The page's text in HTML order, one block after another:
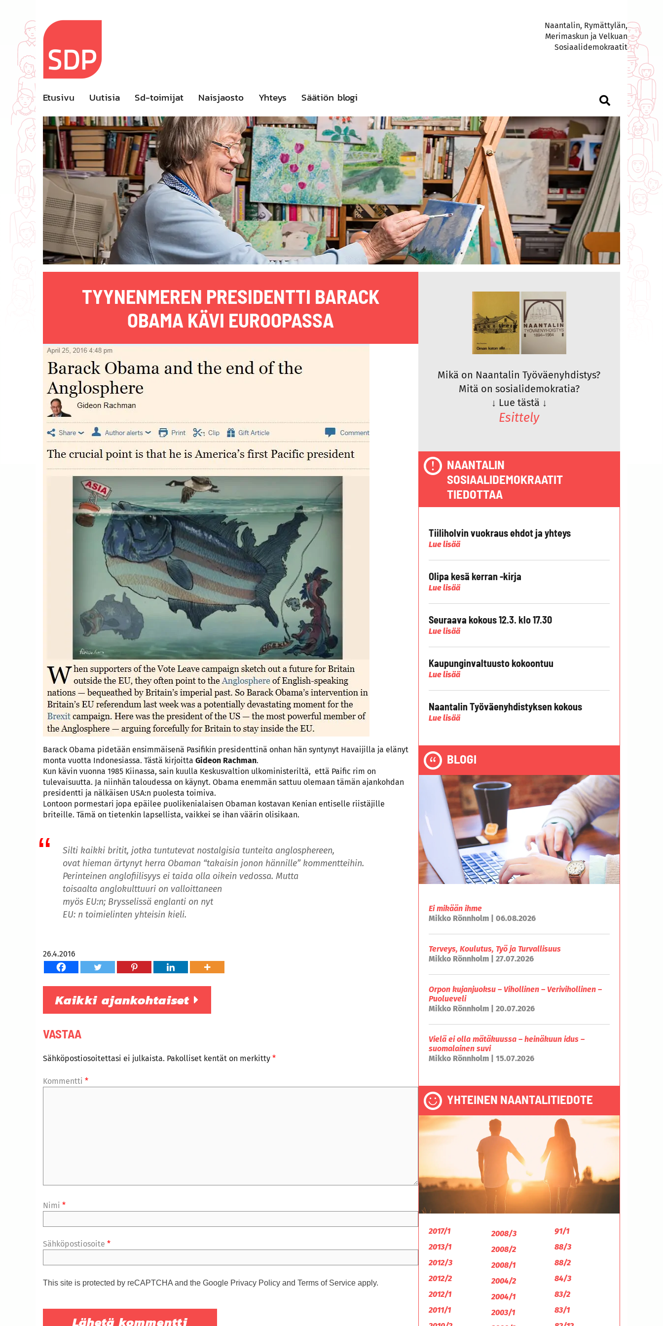
content
Naantalin, Rymättylän,
Merimaskun ja Velkuan
Sosiaalidemokraatit
Etusivu Uutisia Sd-toimijat Naisjaosto Yhteys Säätiön blogi
TYYNENMEREN PRESIDENTTI BARACK
OBAMA KÄVI EUROOPASSA
Barack Obama pidetään ensimmäisenä Pasifikin presidenttinä onhan hän syntynyt Havaijilla ja elänyt
monta vuotta Indonesiassa. Tästä kirjoitta Gideon Rachman.
Kun kävin vuonna 1985 Kiinassa, sain kuulla Keskusvaltion ulkoministeriltä, että Paific rim on
tulevaisuutta. Ja niinhän taloudessa on käynyt. Obama enemmän sattuu olemaan tämän ajankohdan
presidentti ja nälkäisen USA:n puolesta toimiva.
Lontoon pormestari jopa epäilee puolikenialaisen Obaman kostavan Kenian entiselle riistäjille
briteille. Tämä on tietenkin lapsellista, vaikkei se ihan väärin olisikaan.
Silti kaikki britit, jotka tuntutevat nostalgisia tunteita anglosphereen,
ovat hieman ärtynyt herra Obaman “takaisin jonon hännille” kommentteihin.
Perinteinen anglofiilisyys ei taida olla oikein vedossa. Mutta
toisaalta anglokulttuuri on valloittaneen
myös EU:n; Brysselissä englanti on nyt
EU: n toimielinten yhteisin kieli.
26.4.2016
Kaikki ajankohtaiset
VASTAA
Sähköpostiosoitettasi ei julkaista. Pakolliset kentät on merkitty *
Kommentti *
Nimi *
Sähköpostiosoite *
This site is protected by reCAPTCHA and the Google Privacy Policy and Terms of Service apply.
Mikä on Naantalin Työväenyhdistys?
Mitä on sosialidemokratia?
↓ Lue tästä ↓
Esittely
NAANTALIN
SOSIAALIDEMOKRAATIT
TIEDOTTAA
Tiiliholvin vuokraus ehdot ja yhteys
Lue lisää
Olipa kesä kerran -kirja
Lue lisää
Seuraava kokous 12.3. klo 17.30
Lue lisää
Kaupunginvaltuusto kokoontuu
Lue lisää
Naantalin Työväenyhdistyksen kokous
Lue lisää
BLOGI
Ei mikään ihme
Mikko Rönnholm | 06.08.2026
Terveys, Koulutus, Työ ja Turvallisuus
Mikko Rönnholm | 27.07.2026
Orpon kujanjuoksu – Vihollinen – Verivihollinen –
Puolueveli
Mikko Rönnholm | 20.07.2026
Vielä ei olla mätäkuussa – heinäkuun idus –
suomalainen suvi
Mikko Rönnholm | 15.07.2026
YHTEINEN NAANTALITIEDOTE
2017/1
2013/1
2012/3
2012/2
2012/1
2011/1
2008/3
2008/2
2008/1
2004/2
2004/1
2003/1
91/1
88/3
88/2
84/3
83/2
83/1